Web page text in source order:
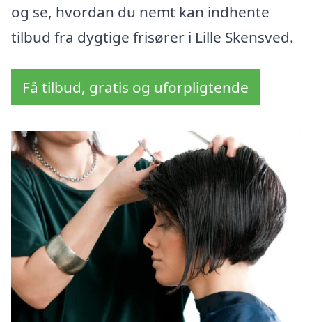
og se, hvordan du nemt kan indhente
tilbud fra dygtige frisører i Lille Skensved.
Få tilbud, gratis og uforpligtende